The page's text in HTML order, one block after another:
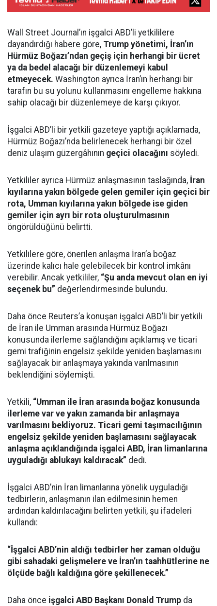
Wall Street Journal’ın işgalci ABD’li yetkililere
dayandırdığı habere göre, Trump yönetimi, İran’ın
Hürmüz Boğazı’ndan geçiş için herhangi bir ücret
ya da bedel alacağı bir düzenlemeyi kabul
etmeyecek. Washington ayrıca İran’ın herhangi bir
tarafın bu su yolunu kullanmasını engelleme hakkına
sahip olacağı bir düzenlemeye de karşı çıkıyor.
İşgalci ABD’li bir yetkili gazeteye yaptığı açıklamada,
Hürmüz Boğazı’nda belirlenecek herhangi bir özel
deniz ulaşım güzergâhının geçici olacağını söyledi.
Yetkililer ayrıca Hürmüz anlaşmasının taslağında, İran
kıyılarına yakın bölgede gelen gemiler için geçici bir
rota, Umman kıyılarına yakın bölgede ise giden
gemiler için ayrı bir rota oluşturulmasının
öngörüldüğünü belirtti.
Yetkililere göre, önerilen anlaşma İran’a boğaz
üzerinde kalıcı hale gelebilecek bir kontrol imkânı
verebilir. Ancak yetkililer, “Şu anda mevcut olan en iyi
seçenek bu” değerlendirmesinde bulundu.
Daha önce Reuters’a konuşan işgalci ABD’li bir yetkili
de İran ile Umman arasında Hürmüz Boğazı
konusunda ilerleme sağlandığını açıklamış ve ticari
gemi trafiğinin engelsiz şekilde yeniden başlamasını
sağlayacak bir anlaşmaya yakında varılmasının
beklendiğini söylemişti.
Yetkili, “Umman ile İran arasında boğaz konusunda
ilerleme var ve yakın zamanda bir anlaşmaya
varılmasını bekliyoruz. Ticari gemi taşımacılığının
engelsiz şekilde yeniden başlamasını sağlayacak
anlaşma açıklandığında işgalci ABD, İran limanlarına
uyguladığı ablukayı kaldıracak” dedi.
İşgalci ABD’nin İran limanlarına yönelik uyguladığı
tedbirlerin, anlaşmanın ilan edilmesinin hemen
ardından kaldırılacağını belirten yetkili, şu ifadeleri
kullandı:
“İşgalci ABD’nin aldığı tedbirler her zaman olduğu
gibi sahadaki gelişmelere ve İran’ın taahhütlerine ne
ölçüde bağlı kaldığına göre şekillenecek.”
Daha önce işgalci ABD Başkanı Donald Trump da